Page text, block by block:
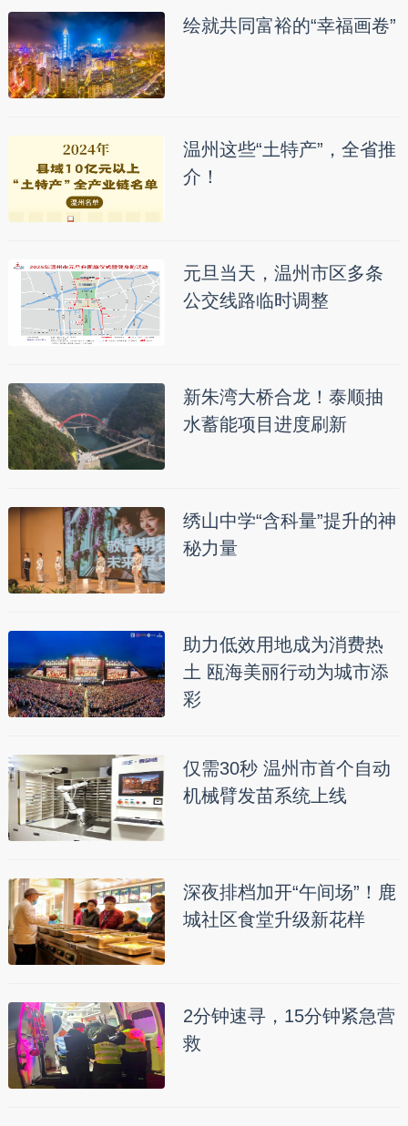
绘就共同富裕的“幸福画卷”
温州这些“土特产”，全省推
介！
元旦当天，温州市区多条
公交线路临时调整
新朱湾大桥合龙！泰顺抽
水蓄能项目进度刷新
绣山中学“含科量”提升的神
秘力量
助力低效用地成为消费热
土 瓯海美丽行动为城市添
彩
仅需30秒 温州市首个自动
机械臂发苗系统上线
深夜排档加开“午间场”！鹿
城社区食堂升级新花样
2分钟速寻，15分钟紧急营
救